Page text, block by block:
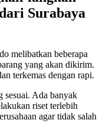
Surabaya
melibatkan beberapa
yang akan dikirim.
terkemas dengan rapi.
sesuai. Ada banyak
riset terlebih
agar tidak salah